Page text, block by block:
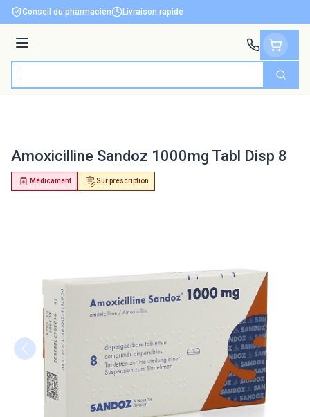
Aller au contenu
Conseil du pharmacien Livraison rapide
Menu
Rechercher
Amoxicilline Sandoz 1000mg Tabl Disp 8
Sur prescription
Médicament